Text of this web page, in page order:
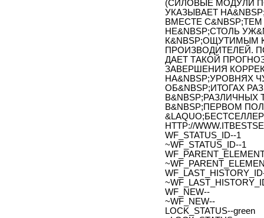
(СИЛОВЫЕ МОДУЛИ
УКАЗЫВАЕТ
ВМЕСТЕ
НЕ&NBSP;СТОЛЬ
ПРОИЗВОДИТЕЛЕЙ.
ДАЕТ ТАКОЙ
ЗАВЕРШЕНИЯ
НА&NBSP;УРОВНЯХ
ОБ&NBSP;ИТОГАХ
В&NBSP;ПЕРВОМ
HTTP://
WF_STATUS_ID--1
~WF_STATUS_ID--1
WF_NEW--
~WF_NEW--
LOCK_STATUS--green